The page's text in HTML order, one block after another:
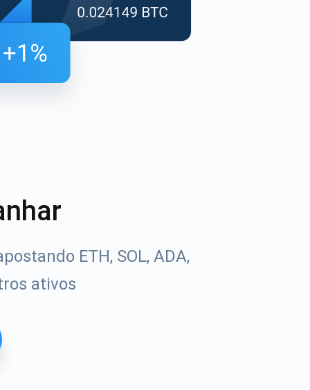
ETH, SOL, ADA,
ativos
de